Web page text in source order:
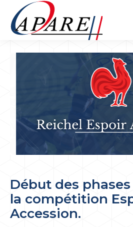
Début des
la compétition
Accession.